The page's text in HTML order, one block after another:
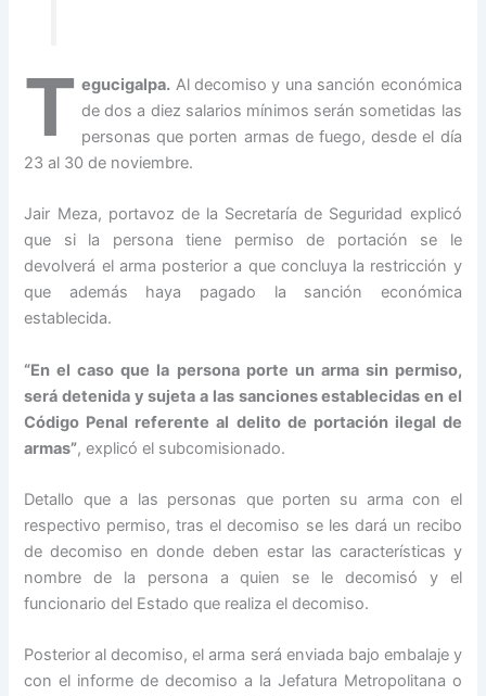
T egucigalpa. Al decomiso y una sanción económica
de dos a diez salarios mínimos serán sometidas las
personas que porten armas de fuego, desde el día
23 al 30 de noviembre.
Jair Meza, portavoz de la Secretaría de Seguridad explicó
que si la persona tiene permiso de portación se le
devolverá el arma posterior a que concluya la restricción y
que además haya pagado la sanción económica
establecida.
“En el caso que la persona porte un arma sin permiso,
será detenida y sujeta a las sanciones establecidas en el
Código Penal referente al delito de portación ilegal de
armas”, explicó el subcomisionado.
Detallo que a las personas que porten su arma con el
respectivo permiso, tras el decomiso se les dará un recibo
de decomiso en donde deben estar las características y
nombre de la persona a quien se le decomisó y el
funcionario del Estado que realiza el decomiso.
Posterior al decomiso, el arma será enviada bajo embalaje y
con el informe de decomiso a la Jefatura Metropolitana o